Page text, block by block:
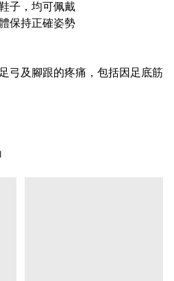
子，均可佩戴
保持正確姿勢
弓及腳跟的疼痛，包括因足底筋